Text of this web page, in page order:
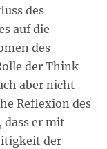
des
auf die
des
der Think
aber nicht
Reflexion des
er mit
der